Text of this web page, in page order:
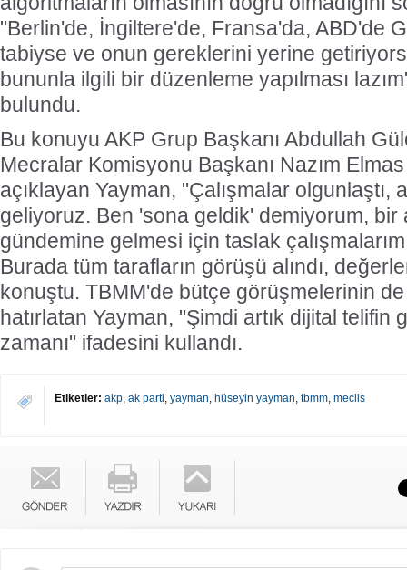
"Berlin'de, İngiltere'de, Fransa'da, ABD'de
tabiyse ve onun gereklerini yerine
bununla ilgili bir düzenleme yapılması
bulundu.
Bu konuyu AKP Grup Başkanı Abdullah
Mecralar Komisyonu Başkanı Nazım Elmas
açıklayan Yayman, "Çalışmalar olgunlaştı,
geliyoruz. Ben 'sona geldik' demiyorum, bir
gündemine gelmesi için taslak
Burada tüm tarafların görüşü alındı,
konuştu. TBMM'de bütçe görüşmelerinin de
hatırlatan Yayman, "Şimdi artık dijital telifin
zamanı" ifadesini kullandı.
Etiketler: akp, ak parti, yayman, hüseyin yayman, tbmm, meclis